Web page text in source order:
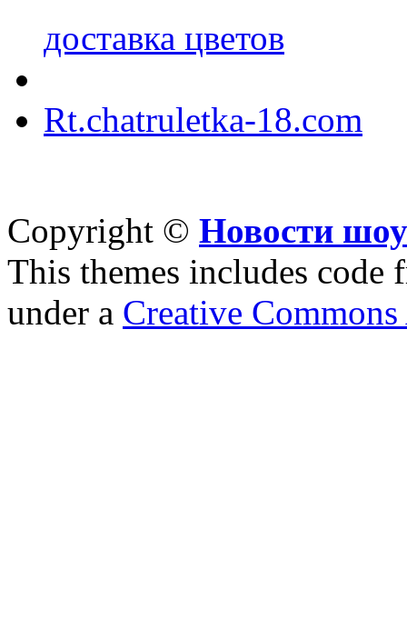
доставка цветов
Rt.chatruletka-18.com
Copyright © Новости
This themes includes code
under a Creative